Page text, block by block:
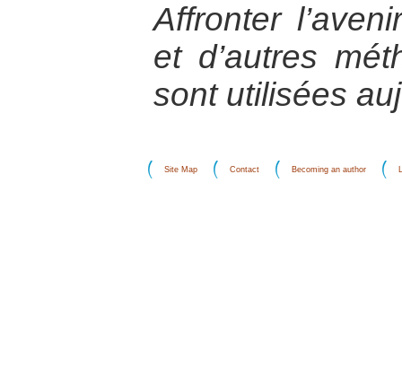
Affronter
et d’autres
sont utilisées
Site Map Contact Becoming an author